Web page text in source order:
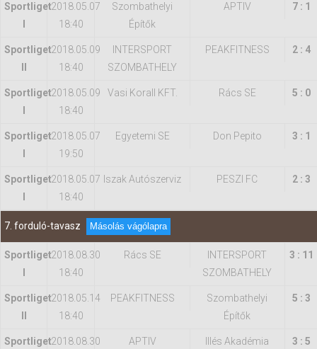
Sportliget2018.05.07
18:40
Szombathelyi
Építők
APTIV 7 : 1
Sportliget2018.05.09
18:40
INTERSPORT
SZOMBATHELY
PEAKFITNESS 2 : 4
Sportliget2018.05.09
18:40
Vasi Korall KFT. Rács SE 5 : 0
Sportliget2018.05.07
19:50
Egyetemi SE Don Pepito 3 : 1
Sportliget2018.05.07
18:40
Iszak Autószerviz PESZI FC 2 : 3
7. forduló-tavasz Másolás vágólapra
Sportliget2018.08.30
18:40
Rács SE
INTERSPORT
SZOMBATHELY
3 : 11
Sportliget2018.05.14
18:40
PEAKFITNESS
Szombathelyi
Építők
5 : 3
Sportliget2018.08.30
APTIV Illés Akadémia 3 : 5